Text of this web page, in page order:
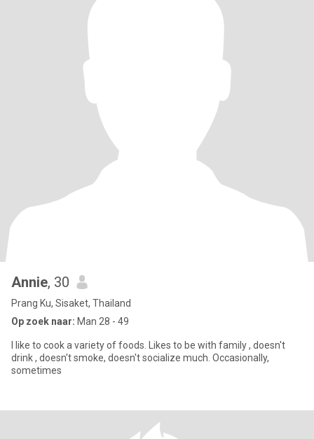
Annie, 30
Prang Ku, Sisaket, Thailand
Op zoek naar: Man 28 - 49
I like to cook a variety of foods. Likes to be with family , doesn't
drink , doesn't smoke, doesn't socialize much. Occasionally,
sometimes